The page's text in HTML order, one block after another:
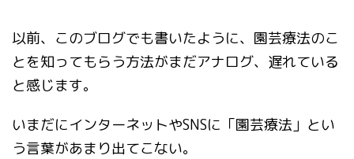
以前、このブログでも書いたように、園芸療法のこ
とを知ってもらう方法がまだアナログ、遅れている
と感じます。
いまだにインターネットやSNSに「園芸療法」とい
う言葉があまり出てこない。